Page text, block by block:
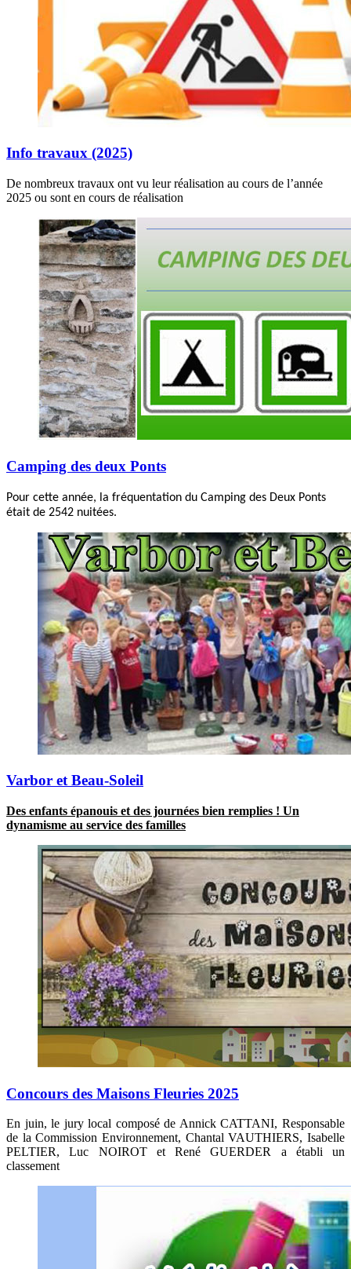
Info travaux (2025)
De nombreux travaux ont vu leur réalisation au cours de l’année
2025 ou sont en cours de réalisation
Camping des deux Ponts
Pour cette année, la fréquentation du Camping des Deux Ponts
était de 2542 nuitées.
Varbor et Beau-Soleil
Des enfants épanouis et des journées bien remplies ! Un
dynamisme au service des familles
Concours des Maisons Fleuries 2025
En juin, le jury local composé de Annick CATTANI, Responsable
de la Commission Environnement, Chantal VAUTHIERS, Isabelle
PELTIER, Luc NOIROT et René GUERDER a établi un
classement